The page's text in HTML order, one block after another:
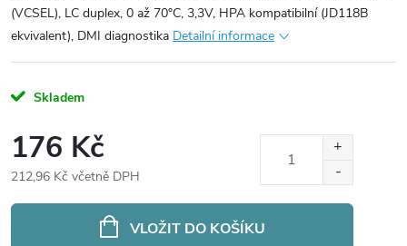
(VCSEL), LC duplex, 0 až 70°C, 3,3V, HPA kompatibilní (JD118B
ekvivalent), DMI diagnostika Detailní informace
Skladem
176 Kč
212,96 Kč včetně DPH
VLOŽIT DO KOŠÍKU